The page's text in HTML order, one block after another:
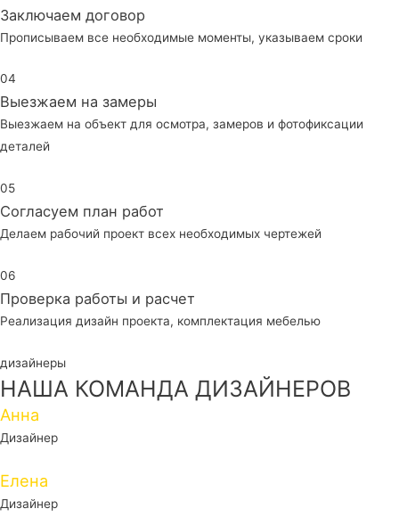
Заключаем договор
Прописываем все необходимые моменты, указываем сроки
04
Выезжаем на замеры
Выезжаем на объект для осмотра, замеров и фотофиксации
деталей
05
Согласуем план работ
Делаем рабочий проект всех необходимых чертежей
06
Проверка работы и расчет
Реализация дизайн проекта, комплектация мебелью
дизайнеры
НАША КОМАНДА ДИЗАЙНЕРОВ
Анна
Дизайнер
Елена
Дизайнер